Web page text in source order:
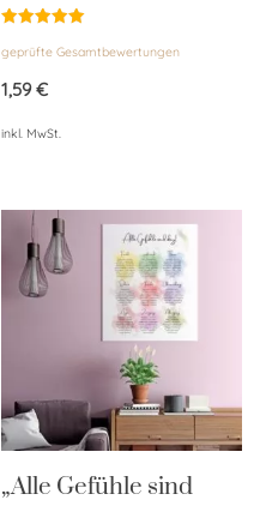
mit
von 5
geprüfte Gesamtbewertungen
1,59€
inkl. MwSt.
„Alle Gefühle sind